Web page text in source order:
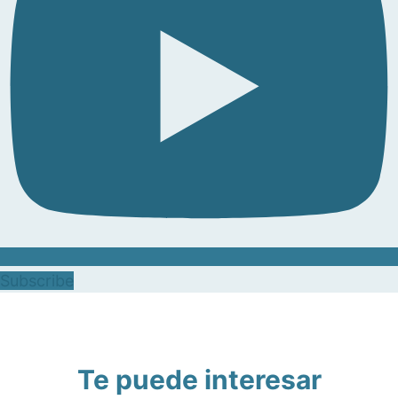
Te puede interesar